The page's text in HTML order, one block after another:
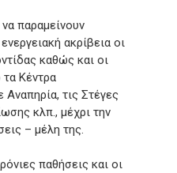
παραμείνουν
ακρίβεια οι
καθώς και οι
τα Κέντρα
τις Στέγες
κλπ., μέχρι την
– μέλη της.
παθήσεις και οι